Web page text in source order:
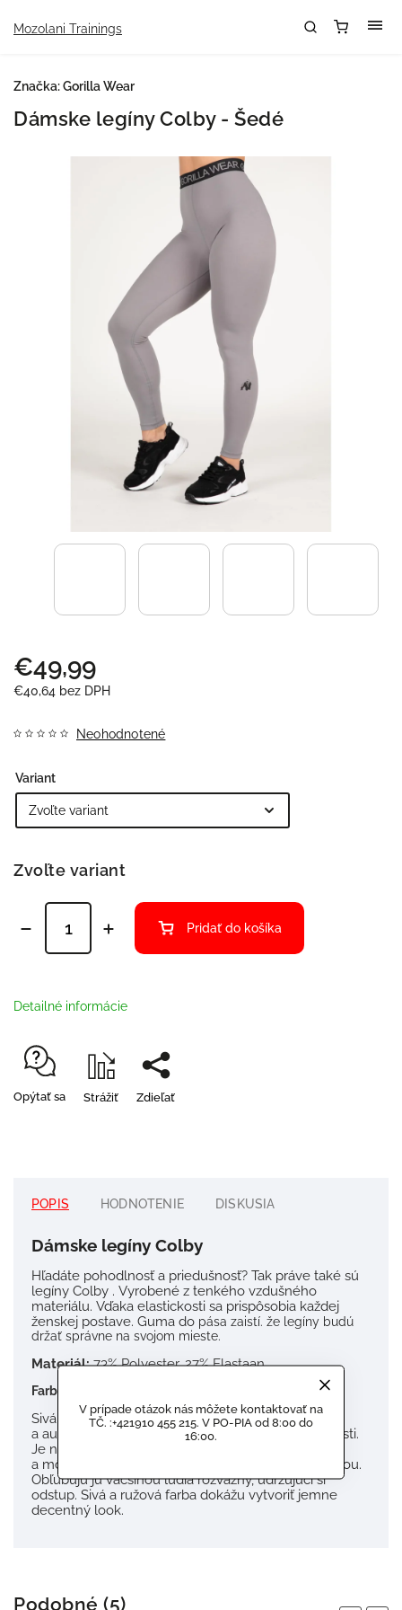
V prípade otázok nás môžete kontaktovať na
TČ. :+421910 455 215. V PO-PIA od 8:00 do
16:00.
Mozolani Trainings
Dámske legíny Colby - Šedé
€49,99
€40,64 bez DPH
Neohodnotené
Značka:Gorilla Wear
Variant
Zvoľte variant
Pridať do košíka
Detailné informácie
Opýtať sa Strážiť Zdieľať
POPIS HODNOTENIE DISKUSIA
Dámske legíny Colby
Hľadáte pohodlnosť a priedušnosť? Tak práve také sú
legíny Colby . Vyrobené z tenkého vzdušného
materiálu. Vďaka elastickosti sa prispôsobia každej
ženskej postave. Guma do pása zaistí. že legíny budú
držať správne na svojom mieste.
Materiál:73% Polyester, 27% Elastaan
Farba: Sivá
Sivá je farba neutrálna. Je konzervatívna, dôstojná
a autoritatívna. Je symbolom všednosti a obyčajnosti.
Je nenápadná no zároveň je farbou kompromisu
a môže sa spájať so sebakontrolou a samostatnosťou.
Obľubujú ju väčšinou ľudia rozvážny, udržujúci si
odstup. Sivá a ružová farba dokážu vytvoriť jemne
decentný look.
Podobné (5)